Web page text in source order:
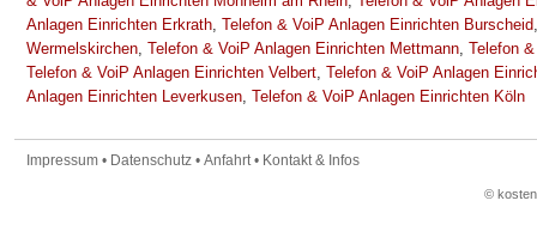
Anlagen Einrichten Erkrath Telefon & VoiP Anlagen Einrichten Burscheid
Wermelskirchen Telefon & VoiP Anlagen Einrichten Mettmann Telefon
Telefon & VoiP Anlagen Einrichten Velbert Telefon & VoiP Anlagen
Anlagen Einrichten Leverkusen Telefon & VoiP Anlagen Einrichten Köln
Impressum • Datenschutz • Anfahrt • Kontakt & Infos
©